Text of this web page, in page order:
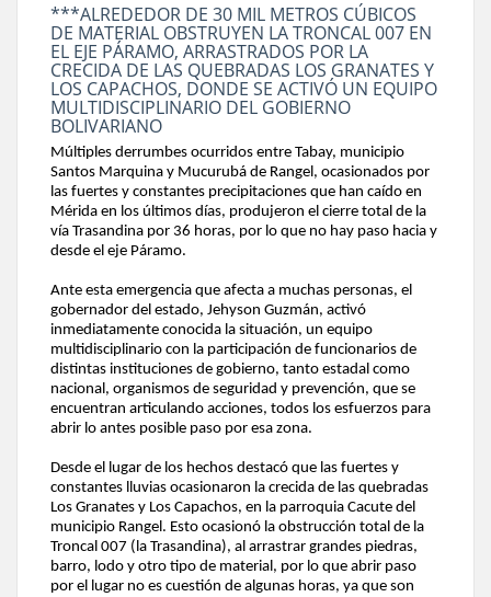
***ALREDEDOR DE 30 MIL METROS CÚBICOS
DE MATERIAL OBSTRUYEN LA TRONCAL 007 EN
EL EJE PÁRAMO, ARRASTRADOS POR LA
CRECIDA DE LAS QUEBRADAS LOS GRANATES Y
LOS CAPACHOS, DONDE SE ACTIVÓ UN EQUIPO
MULTIDISCIPLINARIO DEL GOBIERNO
BOLIVARIANO
Múltiples derrumbes ocurridos entre Tabay, municipio
Santos Marquina y Mucurubá de Rangel, ocasionados por
las fuertes y constantes precipitaciones que han caído en
Mérida en los últimos días, produjeron el cierre total de la
vía Trasandina por 36 horas, por lo que no hay paso hacia y
desde el eje Páramo.
Ante esta emergencia que afecta a muchas personas, el
gobernador del estado, Jehyson Guzmán, activó
inmediatamente conocida la situación, un equipo
multidisciplinario con la participación de funcionarios de
distintas instituciones de gobierno, tanto estadal como
nacional, organismos de seguridad y prevención, que se
encuentran articulando acciones, todos los esfuerzos para
abrir lo antes posible paso por esa zona.
Desde el lugar de los hechos destacó que las fuertes y
constantes lluvias ocasionaron la crecida de las quebradas
Los Granates y Los Capachos, en la parroquia Cacute del
municipio Rangel. Esto ocasionó la obstrucción total de la
Troncal 007 (la Trasandina), al arrastrar grandes piedras,
barro, lodo y otro tipo de material, por lo que abrir paso
por el lugar no es cuestión de algunas horas, ya que son